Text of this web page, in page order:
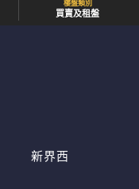
樓盤類別
買賣及租盤
新界西